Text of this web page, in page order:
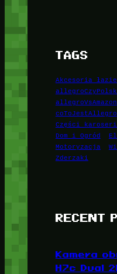
TAGS
Akcesoria
allegroVsAmazon
coToJestAllegro
Części
Dom i Ogród
Motoryzacja
Zderzaki
RECENT
Kamera
H7c Dual